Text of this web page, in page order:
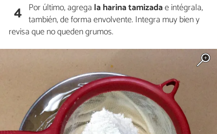
4 Por último, agrega la harina tamizadae intégrala,
también, de forma envolvente. Integra muy bien y
revisa que no queden grumos.